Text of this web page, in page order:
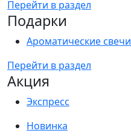
Перейти в раздел
Подарки
Ароматические свечи
Перейти в раздел
Акция
Экспресс
Новинка